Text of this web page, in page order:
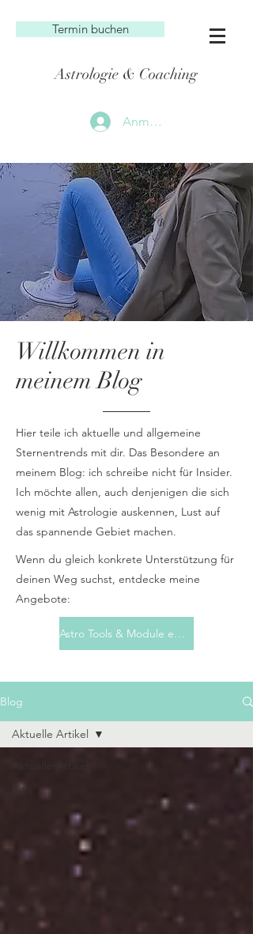
Termin buchen
Astrologie & Coaching
Anmelden
Willkommen in
meinem Blog
Hier teile ich aktuelle und allgemeine
Sternentrends mit dir. Das Besondere an
meinem Blog: ich schreibe nicht für Insider.
Ich möchte allen, auch denjenigen die sich
wenig mit Astrologie auskennen, Lust auf
das spannende Gebiet machen.
Wenn du gleich konkrete Unterstützung für
deinen Weg suchst, entdecke meine
Angebote:
Astro Tools & Module entdecken
Blog
lilith
Aktuelle Artikel